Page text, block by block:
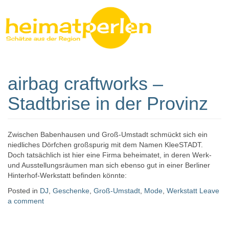
Heimatperlen
airbag craftworks –
Stadtbrise in der Provinz
Zwischen Babenhausen und Groß-Umstadt schmückt sich ein
niedliches Dörfchen großspurig mit dem Namen KleeSTADT.
Doch tatsächlich ist hier eine Firma beheimatet, in deren Werk-
und Ausstellungsräumen man sich ebenso gut in einer Berliner
Hinterhof-Werkstatt befinden könnte:
Posted in DJ Geschenke Groß-Umstadt Mode Werkstatt Leave
a comment